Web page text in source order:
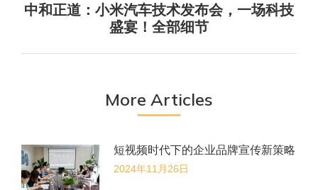
章：
未
来
的
中和正道：小米汽车技术发布会，一场科技
盛宴！全部细节
More Articles
短视频时代下的企业品牌宣传新策略
2024年11月26日